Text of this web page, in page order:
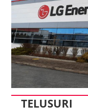
TELUSURI